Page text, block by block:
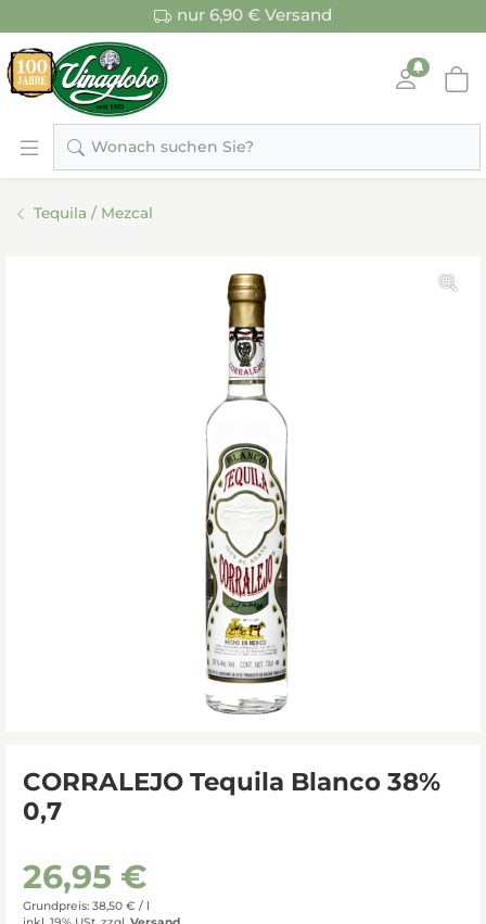
nur 6,90 € Versand
Wonach suchen Sie?
Tequila / Mezcal
CORRALEJO Tequila Blanco 38%
0,7
26,95 €
Grundpreis: 38,50 € / l